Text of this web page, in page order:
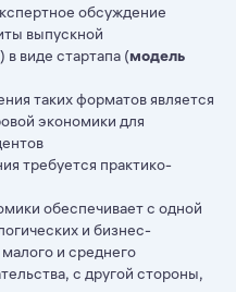
обсуждение
выпускной
виде стартапа (модель
таких форматов является
экономики для
требуется практико-
обеспечивает с одной
и бизнес-
и среднего
с другой стороны,